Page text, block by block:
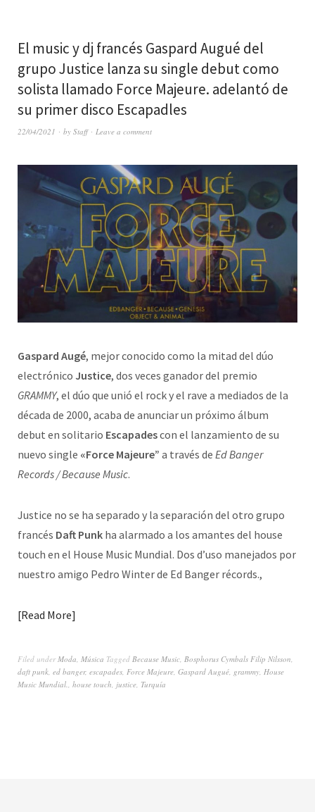
El music y dj francés Gaspard Augué del
grupo Justice lanza su single debut como
solista llamado Force Majeure. adelantó de
su primer disco Escapadles
22/04/2021 by Staff Leave a comment
Gaspard Augé, mejor conocido como la mitad del dúo
electrónico Justice, dos veces ganador del premio
GRAMMY, el dúo que unió el rock y el rave a mediados de la
década de 2000, acaba de anunciar un próximo álbum
debut en solitario Escapadescon el lanzamiento de su
nuevo single «Force Majeure” a través de Ed Banger
Records / Because Music.
Justice no se ha separado y la separación del otro grupo
francés Daft Punk ha alarmado a los amantes del house
touch en el House Music Mundial. Dos d’uso manejados por
nuestro amigo Pedro Winter de Ed Banger récords.,
Read More
Filed under Moda Música Tagged Because Music Bosphorus Cymbals Filip Nilsson
daft punk ed banger, escapades Force Majeure Gaspard Augué grammy House
Music Mundial. house touch justice Turquía